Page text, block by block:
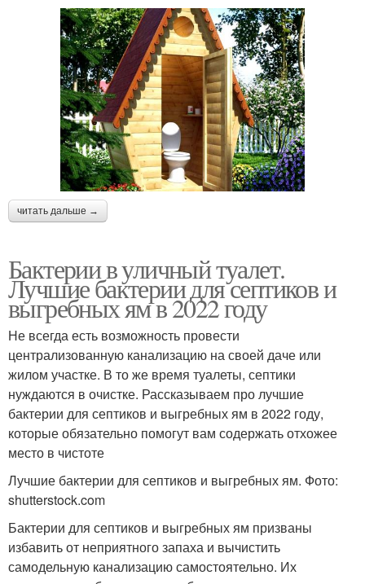
читать дальше →
Бактерии в уличный туалет.
Лучшие бактерии для септиков и
выгребных ям в 2022 году
Не всегда есть возможность провести
централизованную канализацию на своей даче или
жилом участке. В то же время туалеты, септики
нуждаются в очистке. Рассказываем про лучшие
бактерии для септиков и выгребных ям в 2022 году,
которые обязательно помогут вам содержать отхожее
место в чистоте
Лучшие бактерии для септиков и выгребных ям. Фото:
shutterstock.com
Бактерии для септиков и выгребных ям призваны
избавить от неприятного запаха и вычистить
самодельную канализацию самостоятельно. Их